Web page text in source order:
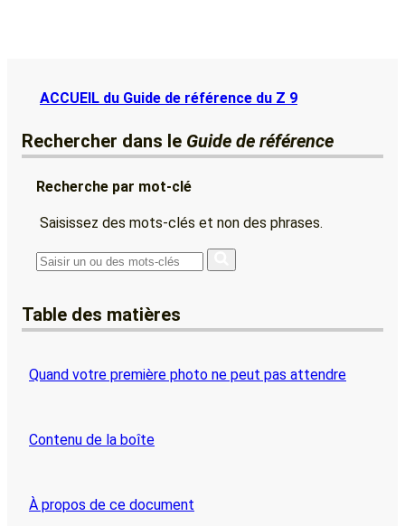
ACCUEIL du Guide de référence du Z 9
Rechercher dans le Guide de référence
Recherche par mot-clé
Saisissez des mots-clés et non des phrases.
Table des matières
Quand votre première photo ne peut pas attendre
Contenu de la boîte
À propos de ce document